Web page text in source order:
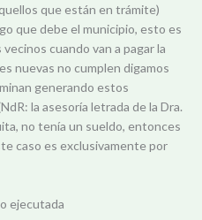
que están en trámite)
que debe el municipio, esto es
cuando van a pagar la
nuevas no cumplen digamos
generando estos
la asesoría letrada de la Dra.
no tenía un sueldo, entonces
caso es exclusivamente por
ejecutada